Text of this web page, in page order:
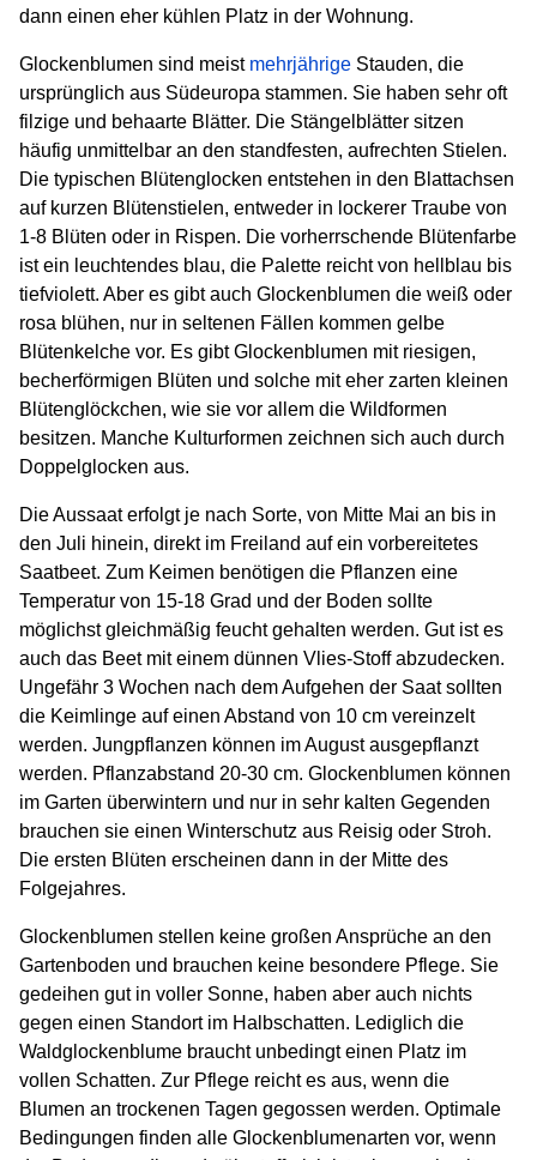
dann einen eher kühlen Platz in der Wohnung.
Glockenblumen sind meist mehrjährige Stauden, die
ursprünglich aus Südeuropa stammen. Sie haben sehr oft
filzige und behaarte Blätter. Die Stängelblätter sitzen
häufig unmittelbar an den standfesten, aufrechten Stielen.
Die typischen Blütenglocken entstehen in den Blattachsen
auf kurzen Blütenstielen, entweder in lockerer Traube von
1-8 Blüten oder in Rispen. Die vorherrschende Blütenfarbe
ist ein leuchtendes blau, die Palette reicht von hellblau bis
tiefviolett. Aber es gibt auch Glockenblumen die weiß oder
rosa blühen, nur in seltenen Fällen kommen gelbe
Blütenkelche vor. Es gibt Glockenblumen mit riesigen,
becherförmigen Blüten und solche mit eher zarten kleinen
Blütenglöckchen, wie sie vor allem die Wildformen
besitzen. Manche Kulturformen zeichnen sich auch durch
Doppelglocken aus.
Die Aussaat erfolgt je nach Sorte, von Mitte Mai an bis in
den Juli hinein, direkt im Freiland auf ein vorbereitetes
Saatbeet. Zum Keimen benötigen die Pflanzen eine
Temperatur von 15-18 Grad und der Boden sollte
möglichst gleichmäßig feucht gehalten werden. Gut ist es
auch das Beet mit einem dünnen Vlies-Stoff abzudecken.
Ungefähr 3 Wochen nach dem Aufgehen der Saat sollten
die Keimlinge auf einen Abstand von 10 cm vereinzelt
werden. Jungpflanzen können im August ausgepflanzt
werden. Pflanzabstand 20-30 cm. Glockenblumen können
im Garten überwintern und nur in sehr kalten Gegenden
brauchen sie einen Winterschutz aus Reisig oder Stroh.
Die ersten Blüten erscheinen dann in der Mitte des
Folgejahres.
Glockenblumen stellen keine großen Ansprüche an den
Gartenboden und brauchen keine besondere Pflege. Sie
gedeihen gut in voller Sonne, haben aber auch nichts
gegen einen Standort im Halbschatten. Lediglich die
Waldglockenblume braucht unbedingt einen Platz im
vollen Schatten. Zur Pflege reicht es aus, wenn die
Blumen an trockenen Tagen gegossen werden. Optimale
Bedingungen finden alle Glockenblumenarten vor, wenn